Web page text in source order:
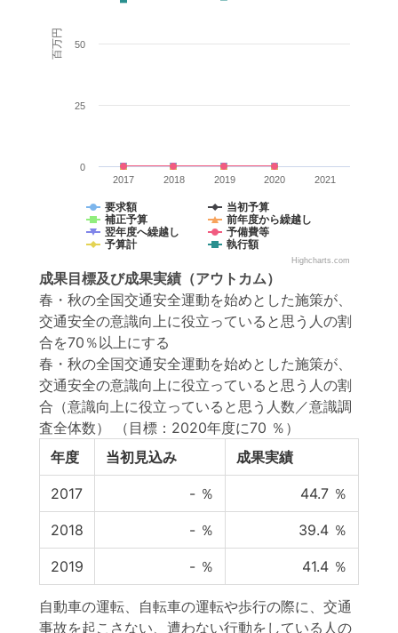
百万円
要求額
当初予算
補正予算
前年度から繰越し
翌年度へ繰越し
予備費等
予算計
執行額
2017 2018 2019 2020 2021
0
25
50
Highcharts.com
成果目標及び成果実績 （アウトカム）
春・秋の全国交通安全運動を始めとした施策が、
交通安全の意識向上に役立っていると思う人の割
合を70％以上にする
春・秋の全国交通安全運動を始めとした施策が、
交通安全の意識向上に役立っていると思う人の割
合（意識向上に役立っていると思う人数／意識調
査全体数）
（目標：2020年度に70 ％）
年度
当初見込み 成果実績
2017 - ％ 44.7 ％
2018 - ％ 39.4 ％
2019 - ％ 41.4 ％
自動車の運転、自転車の運転や歩行の際に、交通
事故を起こさない、遭わない行動をしている人の